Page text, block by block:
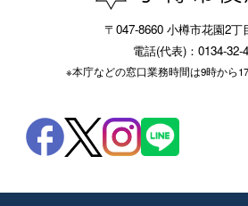
〒047-8660 小樽市花園2丁
電話(代表)：0134-32-
※本庁などの窓口業務時間は9時から17